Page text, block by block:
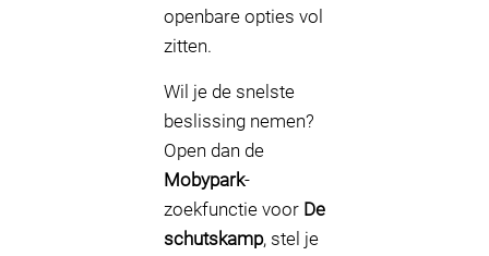
openbare opties vol
zitten.
Wil je de snelste
beslissing nemen?
Open dan de
Mobypark-
zoekfunctie voor De
schutskamp, stel je